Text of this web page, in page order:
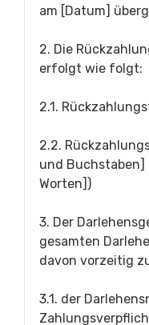
am [Datum]
2. Die
erfolgt wie folgt:
2.1.
2.2.
und Buchstaben]
Worten])
3. Der
gesamten
davon vorzeitig
3.1. der